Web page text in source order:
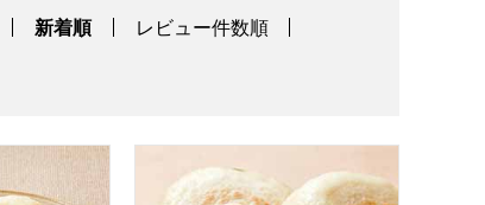
新着順
レビュー件数順
サマーセール】【サクワ】
川村信州縄文おやき あずき 2個(180g) (L8161)【サク